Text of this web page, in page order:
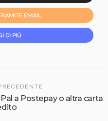
EMAIL
DI PIÙ
a Postepay o altra carta